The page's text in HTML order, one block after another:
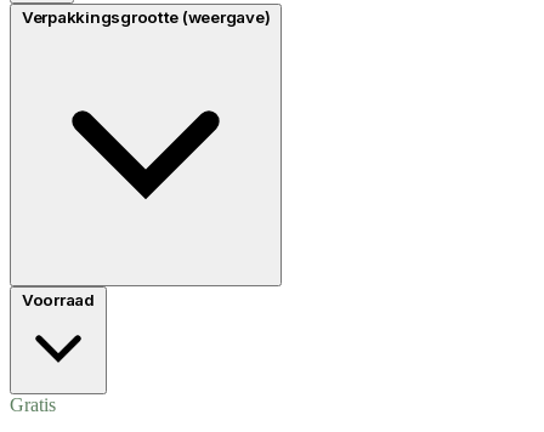
Verpakkingsgrootte (weergave)
Voorraad
Gratis